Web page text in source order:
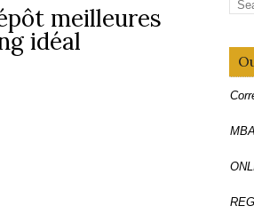
meilleures
idéal